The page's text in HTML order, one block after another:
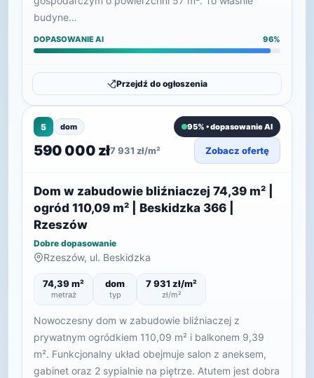
budyne…
DOPASOWANIE AI 96%
Przejdź do ogłoszenia
5 dom 95% • dopasowanie AI
590 000 zł7 931 zł/m² Zobacz ofertę
Dom w zabudowie bliźniaczej 74,39 m² |
ogród 110,09 m² | Beskidzka 366 |
Rzeszów
Dobre dopasowanie
Rzeszów, ul. Beskidzka
74,39 m²
metraż
dom
typ
7 931 zł/m²
zł/m²
Nowoczesny dom w zabudowie bliźniaczej z
prywatnym ogródkiem 110,09 m² i balkonem 9,39
m². Funkcjonalny układ obejmuje salon z aneksem,
gabinet oraz 2 sypialnie na piętrze. Atutem jest dobra